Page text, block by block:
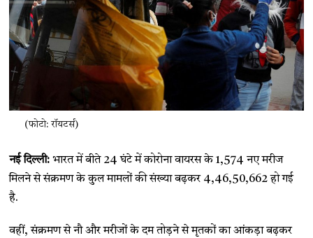
(फोटो: रॉयटर्स)
नई दिल्ली: भारत में बीते 24 घंटे में कोरोना वायरस के 1,574 नए मरीज
मिलने से संक्रमण के कुल मामलों की संख्या बढ़कर 4,46,50,662 हो गई
है.
वहीं, संक्रमण से नौ और मरीजों के दम तोड़ने से मृतकों का आंकड़ा बढ़कर